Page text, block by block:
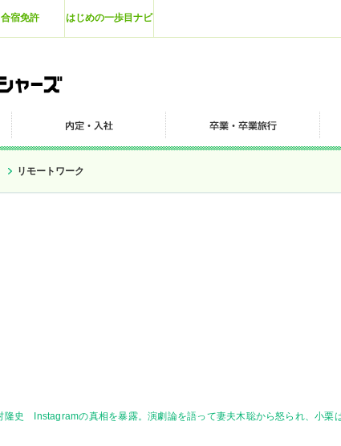
合宿免許 はじめの一歩目ナビ
リモートワーク
隆史 Instagramの真相を暴露。演劇論を語って妻夫木聡から怒られ、小栗